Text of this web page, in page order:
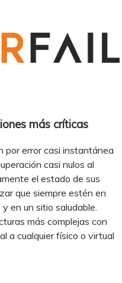
más críticas
por error casi instantánea
casi nulos al
el estado de sus
que siempre estén en
en un sitio saludable.
más complejas con
a cualquier físico o virtual